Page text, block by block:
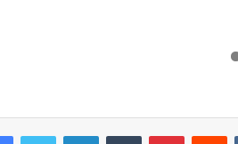
FacebookTwitterLinkedInTumblr